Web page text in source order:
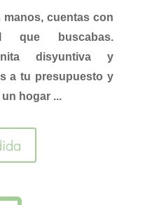
manos, cuentas con
que buscabas.
disyuntiva y
a tu presupuesto y
hogar ...